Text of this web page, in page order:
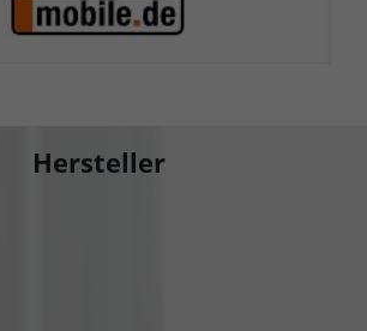
Hersteller